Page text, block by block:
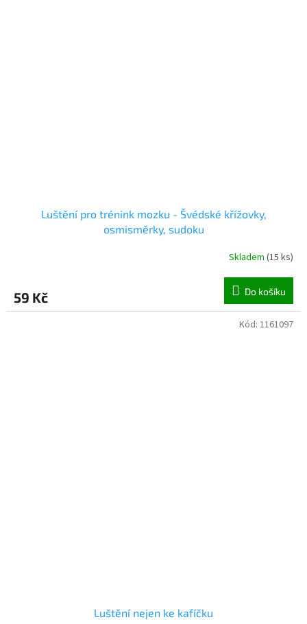
Luštění pro trénink mozku - Švédské křížovky,
osmisměrky, sudoku
Skladem (15 ks)
59 Kč Do košíku
Luštění nejen ke kafíčku
Kód: 1161097